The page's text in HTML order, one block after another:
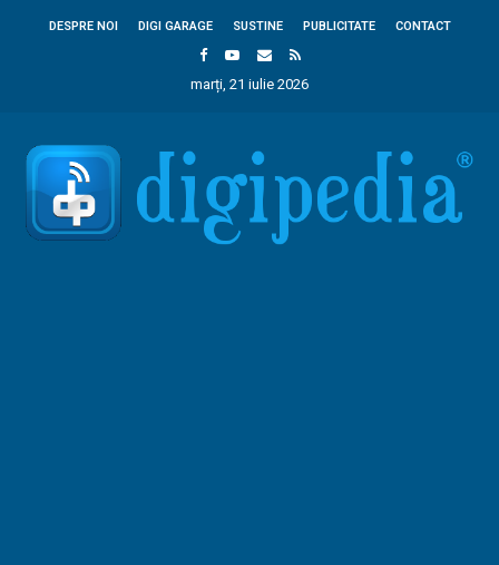
DESPRE NOI DIGI GARAGE SUSTINE PUBLICITATE CONTACT
marți, 21 iulie 2026